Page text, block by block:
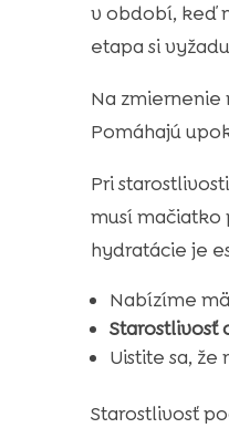
v období, keď
etapa si
Na zmiernenie
Pomáhajú
Pri
musí mačiatko
hydratácie je
Nabízíme
Starostlivosť
Uistite sa,
Starostlivosť